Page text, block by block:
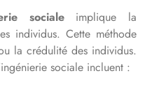
socialeimplique la
individus. Cette méthode
la crédulité des individus.
sociale incluent :